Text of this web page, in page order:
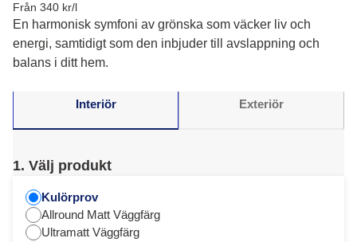
Från 340 kr/l
En harmonisk symfoni av grönska som väcker liv och
energi, samtidigt som den inbjuder till avslappning och
balans i ditt hem.
Interiör Exteriör
1. Välj produkt
Kulörprov
Allround Matt Väggfärg
Ultramatt Väggfärg